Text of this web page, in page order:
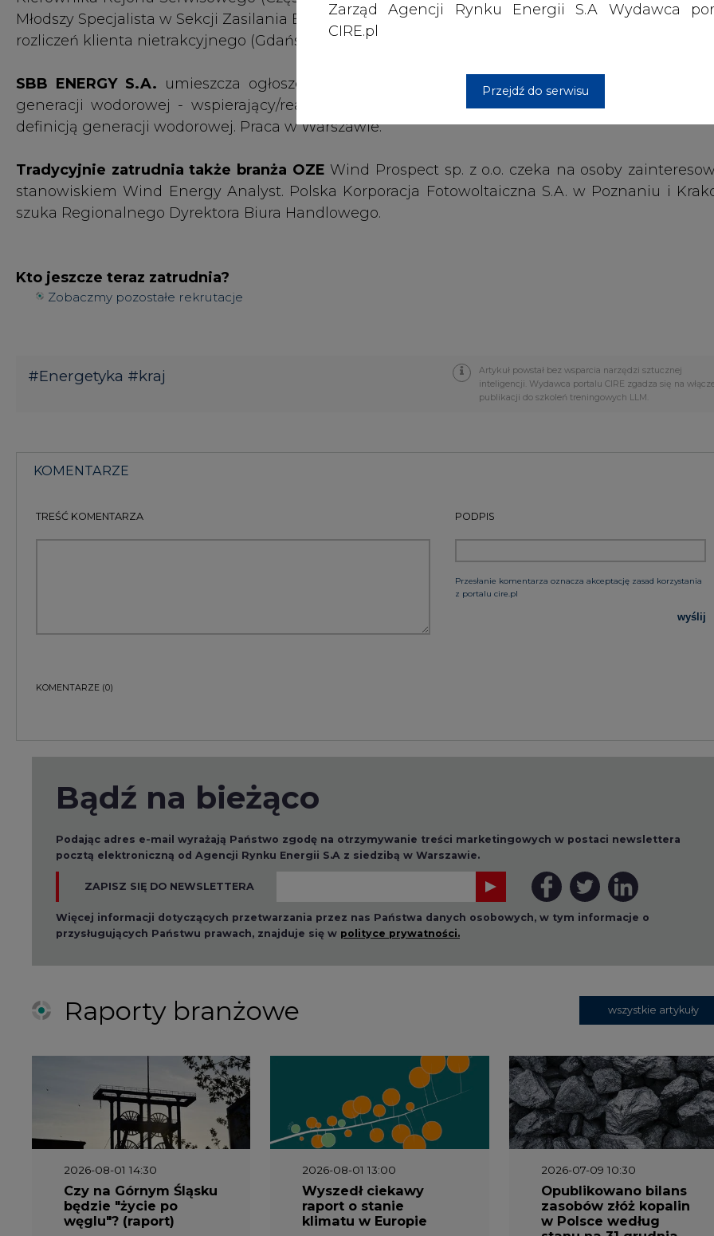
szuka Regionalnego Dyrektora Biura Handlowego.
Kto jeszcze teraz zatrudnia?
Zobaczmy pozostałe rekrutacje
#Energetyka #kraj
Artykuł powstał bez wsparcia narzędzi sztucznej
publikacji do szkoleń treningowych LLM.
KOMENTARZE
Przesłanie komentarza oznacza akceptację zasad korzystania
z portalu cire.pl
Podając adres e-mail wyrażają Państwo zgodę na otrzymywanie treści marketingowych w postaci newslettera
ZAPISZ SIĘ DO NEWSLETTERA
Raporty branżowe
2026-08-01 14:30
będzie "życie po
węglu"? (raport)
2026-08-01 13:00 2026-07-09 10:30
zasobów złóż kopalin
w Polsce według
2026-06-08 07:00
Wyszedł raport
2026-05-23 16:00
Wyszedł raport
2026-05-23 15:00
Koszty transformacji